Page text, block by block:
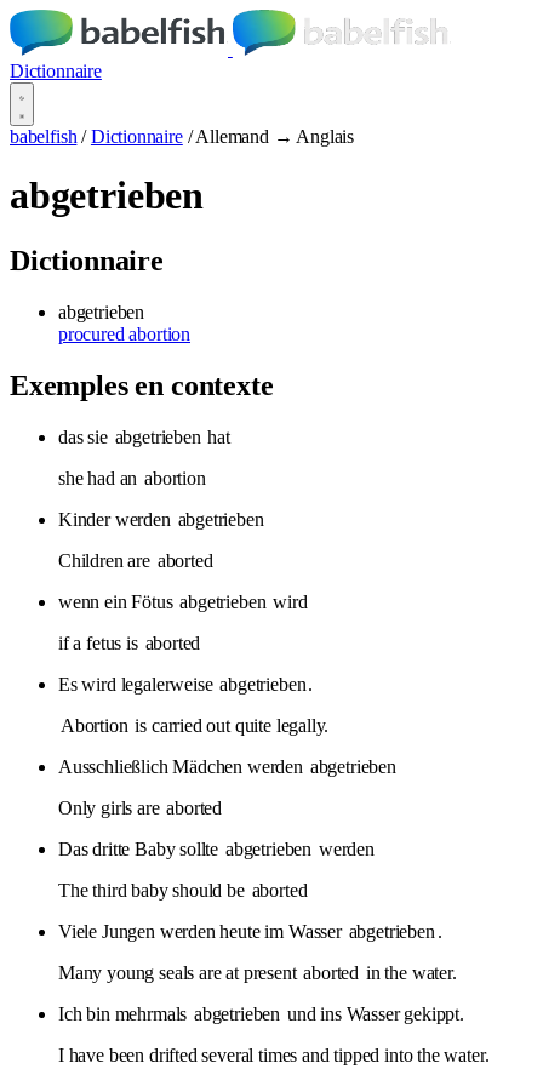
Dictionnaire
babelfish / Dictionnaire / Allemand → Anglais
abgetrieben
Dictionnaire
abgetrieben
procured abortion
Exemples en contexte
das sie abgetrieben hat
she had an abortion
Kinder werden abgetrieben
Children are aborted
wenn ein Fötus abgetrieben wird
if a fetus is aborted
Es wird legalerweise abgetrieben.
Abortion is carried out quite legally.
Ausschließlich Mädchen werden abgetrieben
Only girls are aborted
Das dritte Baby sollte abgetrieben werden
The third baby should be aborted
Viele Jungen werden heute im Wasser abgetrieben .
Many young seals are at present aborted in the water.
Ich bin mehrmals abgetrieben und ins Wasser gekippt.
I have been drifted several times and tipped into the water.